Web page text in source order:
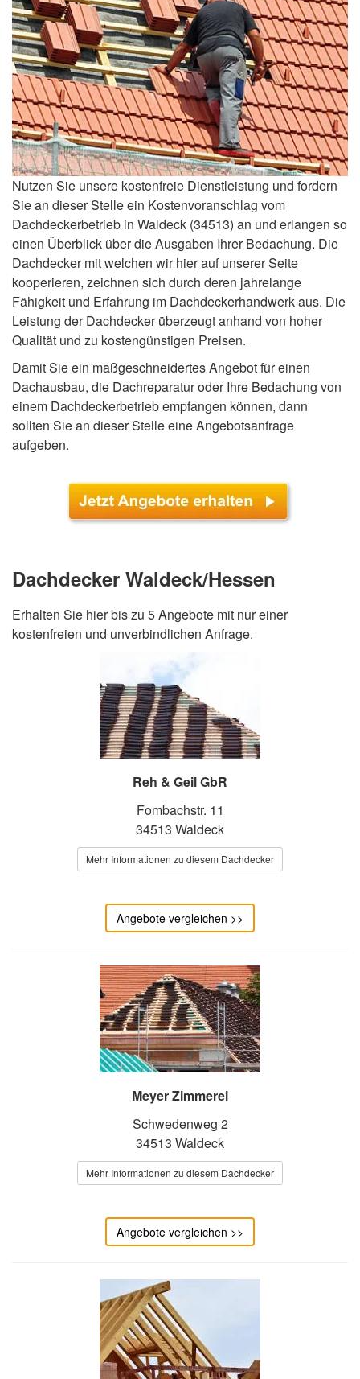
Nutzen Sie unsere kostenfreie Dienstleistung und fordern
Sie an dieser Stelle ein Kostenvoranschlag vom
Dachdeckerbetrieb in Waldeck (34513) an und erlangen so
einen Überblick über die Ausgaben Ihrer Bedachung. Die
Dachdecker mit welchen wir hier auf unserer Seite
kooperieren, zeichnen sich durch deren jahrelange
Fähigkeit und Erfahrung im Dachdeckerhandwerk aus. Die
Leistung der Dachdecker überzeugt anhand von hoher
Qualität und zu kostengünstigen Preisen.
Damit Sie ein maßgeschneidertes Angebot für einen
Dachausbau, die Dachreparatur oder Ihre Bedachung von
einem Dachdeckerbetrieb empfangen können, dann
sollten Sie an dieser Stelle eine Angebotsanfrage
aufgeben.
Dachdecker Waldeck/Hessen
Erhalten Sie hier bis zu 5 Angebote mit nur einer
kostenfreien und unverbindlichen Anfrage.
Reh & Geil GbR
Fombachstr. 11
34513 Waldeck
Mehr Informationen zu diesem Dachdecker
Angebote vergleichen >>
Meyer Zimmerei
Schwedenweg 2
34513 Waldeck
Mehr Informationen zu diesem Dachdecker
Angebote vergleichen >>